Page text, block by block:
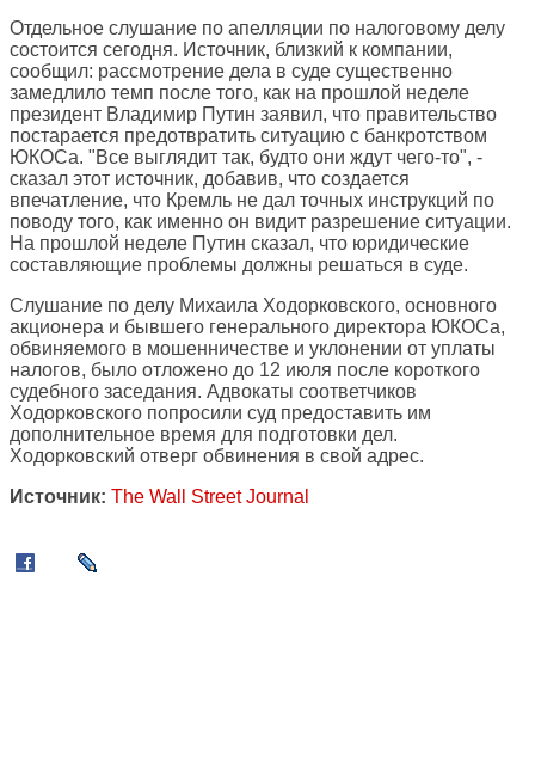
Отдельное слушание по апелляции по налоговому делу
состоится сегодня. Источник, близкий к компании,
сообщил: рассмотрение дела в суде существенно
замедлило темп после того, как на прошлой неделе
президент Владимир Путин заявил, что правительство
постарается предотвратить ситуацию с банкротством
ЮКОСа. "Все выглядит так, будто они ждут чего-то", -
сказал этот источник, добавив, что создается
впечатление, что Кремль не дал точных инструкций по
поводу того, как именно он видит разрешение ситуации.
На прошлой неделе Путин сказал, что юридические
составляющие проблемы должны решаться в суде.
Слушание по делу Михаила Ходорковского, основного
акционера и бывшего генерального директора ЮКОСа,
обвиняемого в мошенничестве и уклонении от уплаты
налогов, было отложено до 12 июля после короткого
судебного заседания. Адвокаты соответчиков
Ходорковского попросили суд предоставить им
дополнительное время для подготовки дел.
Ходорковский отверг обвинения в свой адрес.
Источник: The Wall Street Journal